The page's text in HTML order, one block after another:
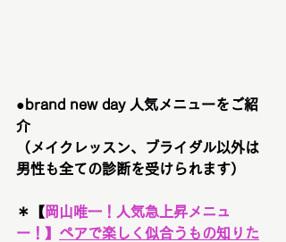
●brand new day 人気メニューをご紹
介
（メイクレッスン、ブライダル以外は
男性も全ての診断を受けられます）
＊【 岡山唯一！ 人気急上昇メニュ
ー！ 】 ペアで楽しく似合うもの知りた